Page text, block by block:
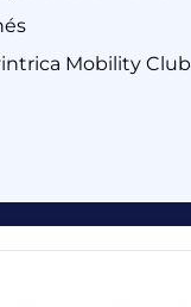
Mobility Club